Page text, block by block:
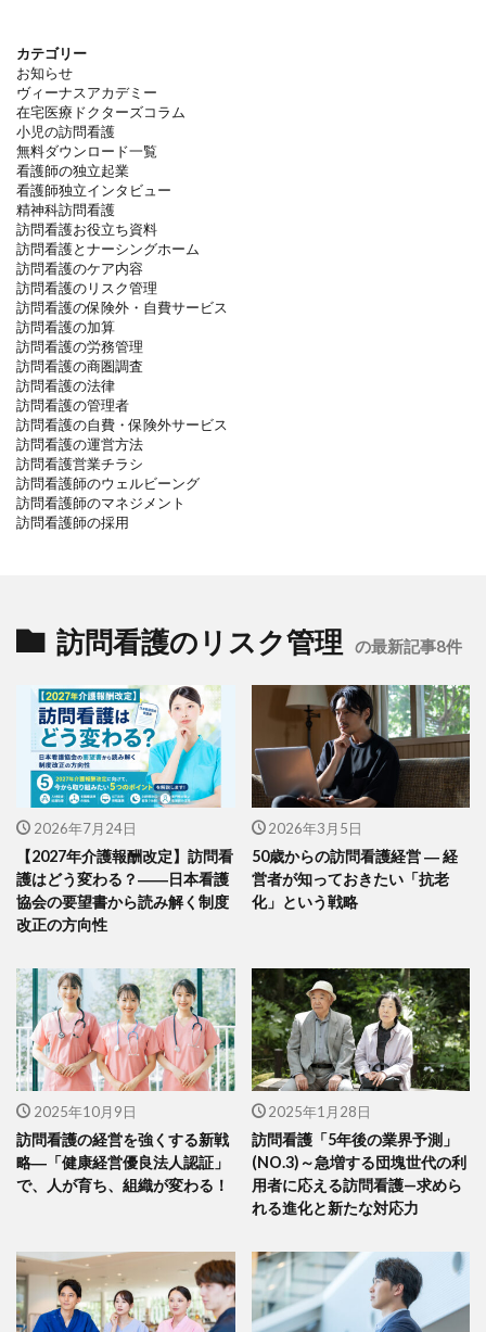
カテゴリー
お知らせ
ヴィーナスアカデミー
在宅医療ドクターズコラム
小児の訪問看護
無料ダウンロード一覧
看護師の独立起業
看護師独立インタビュー
精神科訪問看護
訪問看護お役立ち資料
訪問看護とナーシングホーム
訪問看護のケア内容
訪問看護のリスク管理
訪問看護の保険外・自費サービス
訪問看護の加算
訪問看護の労務管理
訪問看護の商圏調査
訪問看護の法律
訪問看護の管理者
訪問看護の自費・保険外サービス
訪問看護の運営方法
訪問看護営業チラシ
訪問看護師のウェルビーング
訪問看護師のマネジメント
訪問看護師の採用
訪問看護のリスク管理 の最新記事8件
2026年7月24日
【2027年介護報酬改定】訪問看
護はどう変わる？――日本看護
協会の要望書から読み解く制度
改正の方向性
2026年3月5日
50歳からの訪問看護経営 ― 経
営者が知っておきたい「抗老
化」という戦略
2025年10月9日
訪問看護の経営を強くする新戦
略―「健康経営優良法人認証」
で、人が育ち、組織が変わる！
2025年1月28日
訪問看護「5年後の業界予測」
(NO.3)～急増する団塊世代の利
用者に応える訪問看護—求めら
れる進化と新たな対応力